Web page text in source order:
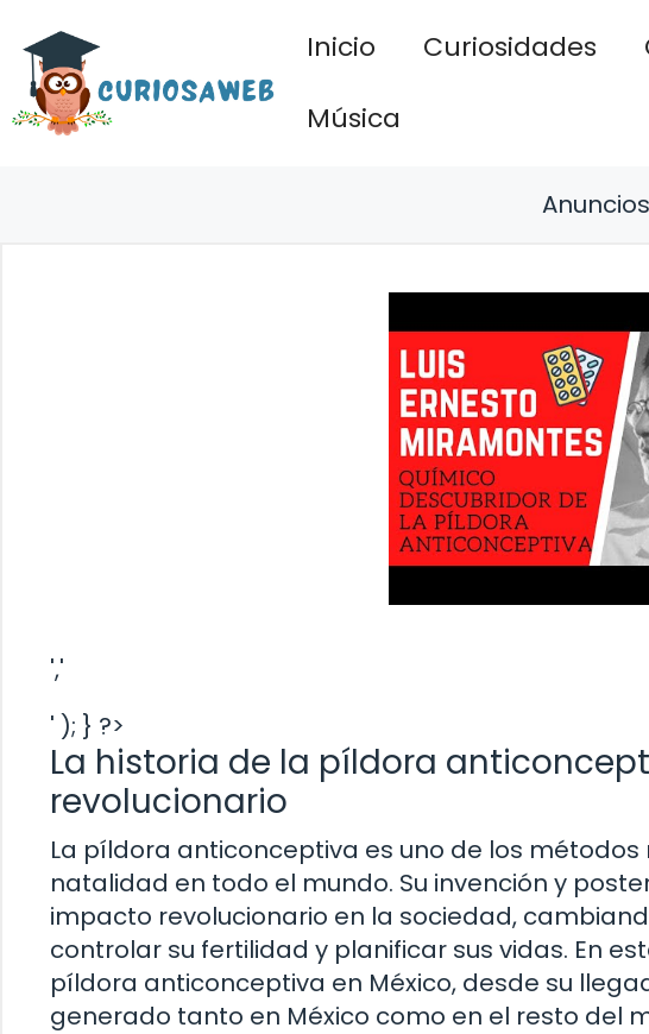
contenido
Inicio Curiosidades
Música
Anuncios
','
' ); } ?>
La historia de la píldora
revolucionario
La píldora anticonceptiva es uno de los
natalidad en todo el mundo. Su invención y
impacto revolucionario en la sociedad,
controlar su fertilidad y planificar sus vidas. En
píldora anticonceptiva en México, desde su
generado tanto en México como en el resto del